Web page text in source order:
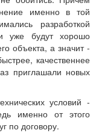
именно в той
разработкой
уже будут хорошо
объекта, а значит -
качественнее
приглашали новых
условий -
именно от этого
по договору.